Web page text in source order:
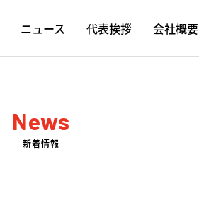
ニュース 代表挨拶 会社概要
News
新着情報